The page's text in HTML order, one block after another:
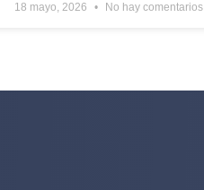
18 mayo, 2026 No hay comentarios